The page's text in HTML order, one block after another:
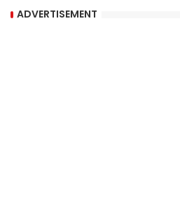
ADVERTISEMENT